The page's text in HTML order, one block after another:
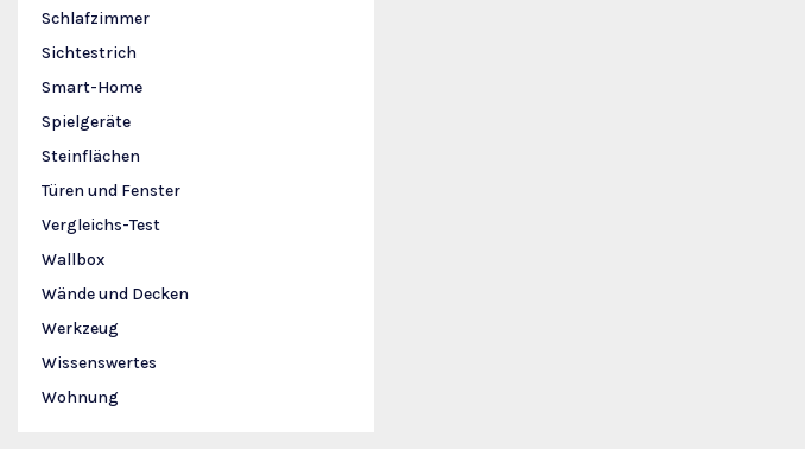
Schlafzimmer
Sichtestrich
Smart-Home
Spielgeräte
Steinflächen
Türen und Fenster
Vergleichs-Test
Wallbox
Wände und Decken
Werkzeug
Wissenswertes
Wohnung